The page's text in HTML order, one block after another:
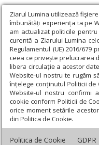
Ziarul Lumina utilizează
îmbunătăți experiența ta pe
am actualizat politicile
curentă a Ziarului Lumina
Regulamentul (UE) 2016/
ceea ce privește prelucrarea
libera circulație a acestor
Website-ul nostru te rugăm
înțelege conținutul Politicii de
Website-ul nostru confirmi
cookie conform Politicii de
orice moment setările
din Politica de Cookie.
Politica de Cookie GDPR
Ziarul Lumina › Actualitate
cărturari și o trainică
Sadoveanu
Doi cărturari și o
Patriarhul Nicodim